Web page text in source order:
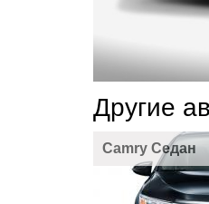
Другие
Camry Седан